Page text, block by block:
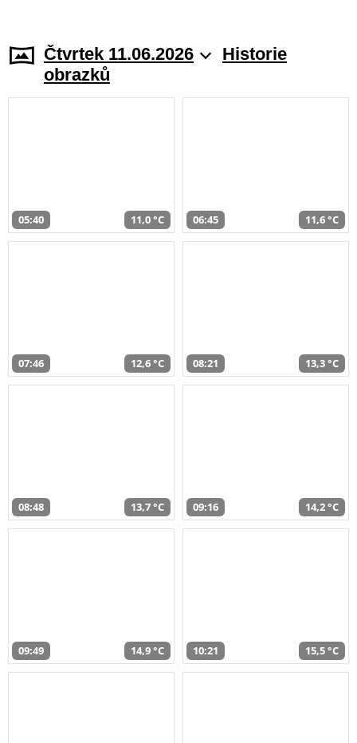
Čtvrtek 11.06.2026
Historie
obrazků
05:40 11,0 °C 06:45 11,6 °C
07:46 12,6 °C 08:21 13,3 °C
08:48 13,7 °C 09:16 14,2 °C
09:49 14,9 °C 10:21 15,5 °C